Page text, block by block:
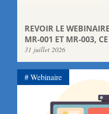
REVOIR LE
MR-001 ET MR-003,
31 juillet 2026
Webinaire